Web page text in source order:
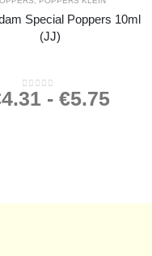
Special Poppers 10ml
(JJ)
0out of 5
4.31- €5.75